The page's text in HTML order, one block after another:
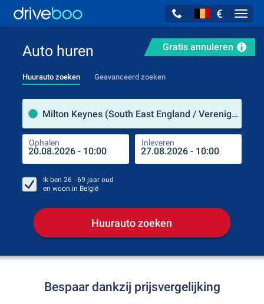
€
Gratis annuleren
Auto huren
Huurauto zoeken Geavanceerd zoeken
Milton Keynes (South East England / Verenigd Koninkrijk)
Ophalen Inleveren
Ik ben 26 - 69 jaar oud
en woon in België
Huurauto zoeken
Bespaar dankzij prijsvergelijking